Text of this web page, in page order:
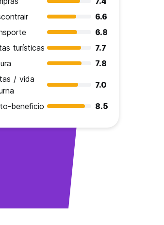
6.6
6.8
turísticas
7.7
7.8
/ vida
7.0
beneficio 8.5